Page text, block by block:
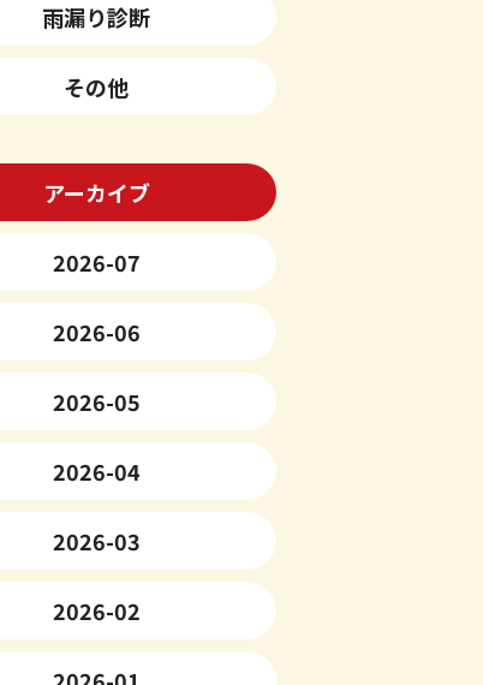
雨漏り診断
その他
アーカイブ
2026-07
2026-06
2026-05
2026-04
2026-03
2026-02